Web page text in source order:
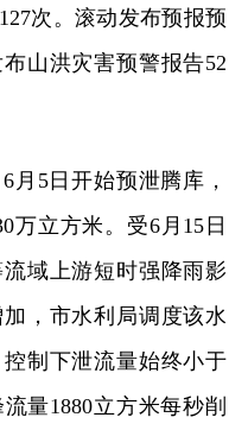
次。滚动发布预报预
山洪灾害预警报告52
月5日开始预泄腾库，
万立方米。受6月15日
域上游短时强降雨影
，市水利局调度该水
制下泄流量始终小于
量1880立方米每秒削